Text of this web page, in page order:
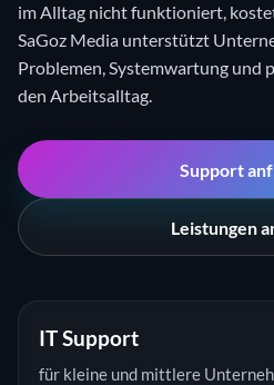
im Alltag nicht funktioniert,
SaGoz Media unterstützt
Problemen, Systemwartung und
den Arbeitsalltag.
Support
Leistungen
IT Support
für kleine und mittlere